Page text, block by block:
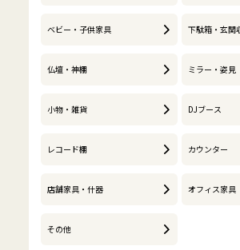
ベビー・子供家具 下駄箱・玄関
仏壇・神棚 ミラー・姿見
小物・雑貨 DJブース
レコード棚 カウンター
店舗家具・什器 オフィス家具
その他